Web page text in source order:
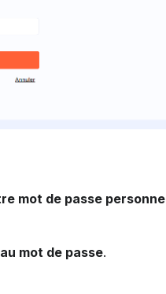
mot de passe
mot de passe.